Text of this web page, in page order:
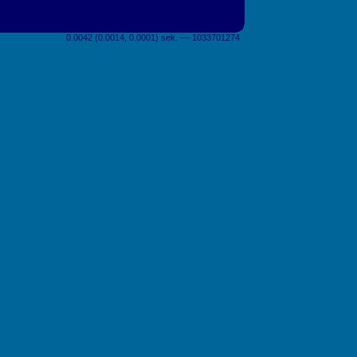
0.0042 (0.0014, 0.0001) sek. –– 1033701274